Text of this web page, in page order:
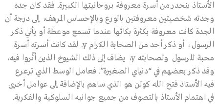
الأستاذ ينحدر من أسرة معروفة بروحانيتها الكبيرة. فقد كان جده
وجدته شخصيتين معروفتين بالورع وبالإحساس المرهف، إلى درجة أن
الجدة كانت معروفة بكثرة بكائها عندما تسمع موعظة أو يأتي ذكر
الرسول ، أو ذكر أحد من الصحابة الكرام y. لقد كانت أسرته أسرة
محبة للرسول ولصحابته y، يضاف إلى ذلك الشيوخ الذين أثّروا فيه،
وقد ذكر بعضهم في “دنياي الصغيرة”. فعامل الوسط الذي ترعرع
فيه الأستاذ فتح الله كولن هو الذي ساهم بالإضافة إلى عوامل أخرى
في اهتمام الأستاذ بالتصوف من جميع جوانبه السلوكية والفكرية.